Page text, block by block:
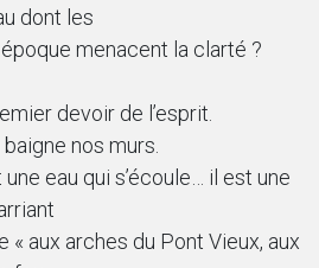
dont les
menacent la clarté ?
devoir de l’esprit.
nos murs.
eau qui s’écoule… il est une
« aux arches du Pont Vieux, aux